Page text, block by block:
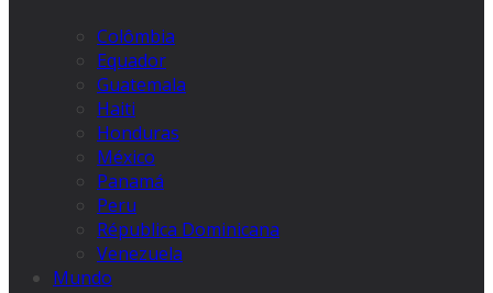
Colômbia
Equador
Guatemala
Haiti
Honduras
México
Panamá
Peru
Républica Dominicana
Venezuela
Mundo